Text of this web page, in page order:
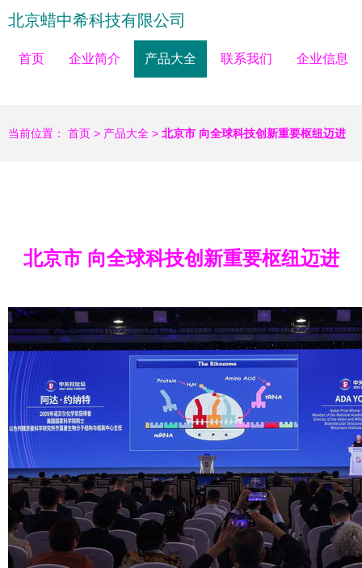
北京蜡中希科技有限公司
首页 企业简介 产品大全 联系我们 企业信息
当前位置： 首页 > 产品大全 > 北京市 向全球科技创新重要枢纽迈进
北京市 向全球科技创新重要枢纽迈进